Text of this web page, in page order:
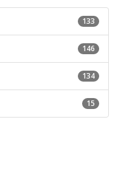
133
146
134
15